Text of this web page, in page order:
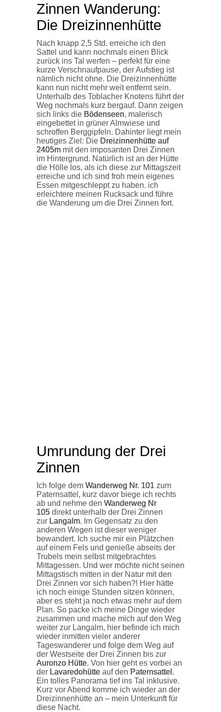
Zinnen Wanderung:
Die Dreizinnenhütte
Nach knapp 2,5 Std. erreiche ich den
Sattel und kann nochmals einen Blick
zurück ins Tal werfen – perfekt für eine
kurze Verschnaufpause, der Aufstieg ist
nämlich nicht ohne. Die Dreizinnenhütte
kann nun nicht mehr weit entfernt sein.
Unterhalb des Toblacher Knotens führt der
Weg nochmals kurz bergauf. Dann zeigen
sich links die Bödenseen, malerisch
eingebettet in grüner Almwiese und
schroffen Berggipfeln. Dahinter liegt mein
heutiges Ziel: Die Dreizinnenhütte auf
2405m mit den imposanten Drei Zinnen
im Hintergrund. Natürlich ist an der Hütte
die Hölle los, als ich diese zur Mittagszeit
erreiche und ich sind froh mein eigenes
Essen mitgeschleppt zu haben. ich
erleichtere meinen Rucksack und führe
die Wanderung um die Drei Zinnen fort.
Umrundung der Drei
Zinnen
Ich folge dem Wanderweg Nr. 101 zum
Paternsattel, kurz davor biege ich rechts
ab und nehme den Wanderweg Nr
105 direkt unterhalb der Drei Zinnen
zur Langalm. Im Gegensatz zu den
anderen Wegen ist dieser weniger
bewandert. Ich suche mir ein Plätzchen
auf einem Fels und genieße abseits der
Trubels mein selbst mitgebrachtes
Mittagessen. Und wer möchte nicht seinen
Mittagstisch mitten in der Natur mit den
Drei Zinnen vor sich haben?! Hier hätte
ich noch einige Stunden sitzen können,
aber es steht ja noch etwas mehr auf dem
Plan. So packe ich meine Dinge wieder
zusammen und mache mich auf den Weg
weiter zur Langalm, hier befinde ich mich
wieder inmitten vieler anderer
Tageswanderer und folge dem Weg auf
der Westseite der Drei Zinnen bis zur
Auronzo Hütte. Von hier geht es vorbei an
der Lavaredohütte auf den Paternsattel.
Ein tolles Panorama tief ins Tal inklusive.
Kurz vor Abend komme ich wieder an der
Dreizinnenhütte an – mein Unterkunft für
diese Nacht.